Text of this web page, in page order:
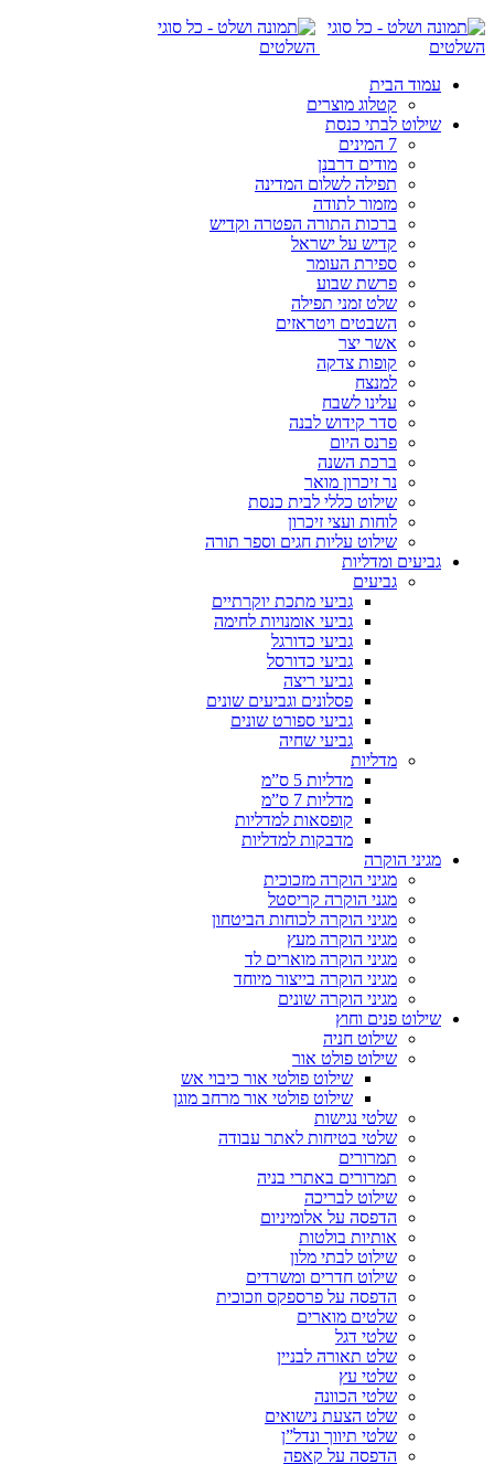
עמוד הבית
קטלוג מוצרים
שילוט לבתי כנסת
7 המינים
מודים דרבנן
תפילה לשלום המדינה
מזמור לתודה
ברכות התורה הפטרה וקדיש
קדיש על ישראל
ספירת העומר
פרשת שבוע
שלט זמני תפילה
השבטים ויטראזים
אשר יצר
קופות צדקה
למנצח
עלינו לשבח
סדר קידוש לבנה
פרנס היום
ברכת השנה
נר זיכרון מואר
שילוט כללי לבית כנסת
לוחות ועצי זיכרון
שילוט עליות חגים וספר תורה
גביעים ומדליות
גביעים
גביעי מתכת יוקרתיים
גביעי אומנויות לחימה
גביעי כדורגל
גביעי כדורסל
גביעי ריצה
פסלונים וגביעים שונים
גביעי ספורט שונים
גביעי שחיה
מדליות
מדליות 5 ס”מ
מדליות 7 ס”מ
קופסאות למדליות
מדבקות למדליות
מגיני הוקרה
מגיני הוקרה מזכוכית
מגני הוקרה קריסטל
מגיני הוקרה לכוחות הביטחון
מגיני הוקרה מעץ
מגיני הוקרה מוארים לד
מגיני הוקרה בייצור מיוחד
מגיני הוקרה שונים
שילוט פנים וחוץ
שילוט חניה
שילוט פולט אור
שילוט פולטי אור כיבוי אש
שילוט פולטי אור מרחב מוגן
שלטי נגישות
שלטי בטיחות לאתר עבודה
תמרורים
תמרורים באתרי בניה
שילוט לבריכה
הדפסה על אלומיניום
אותיות בולטות
שילוט לבתי מלון
שילוט חדרים ומשרדים
הדפסה על פרספקס וזכוכית
שלטים מוארים
שלטי דגל
שלט תאורה לבניין
שלטי עץ
שלטי הכוונה
שלט הצעת נישואים
שלטי תיווך ונדל”ן
הדפסה על קאפה